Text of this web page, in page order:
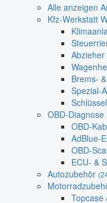
Alle anzeigen
Kfz-Werkstatt
Brems-
Spezial-
OBD-Diagnose
OBD-
AdBlue-
OBD-
ECU- &
Autozubehör
Topcase